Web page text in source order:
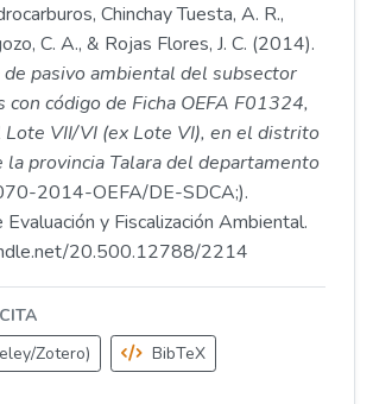
Chinchay Tuesta, A. R.,
C. A., & Rojas Flores, J. C. (2014).
pasivo ambiental del subsector
con código de Ficha OEFA F01324,
Lote VII/VI (ex Lote VI), en el distrito
la provincia Talara del departamento
2014-OEFA/DE-SDCA;).
y Fiscalización Ambiental.
20.500.12788/2214
Zotero)
BibTeX